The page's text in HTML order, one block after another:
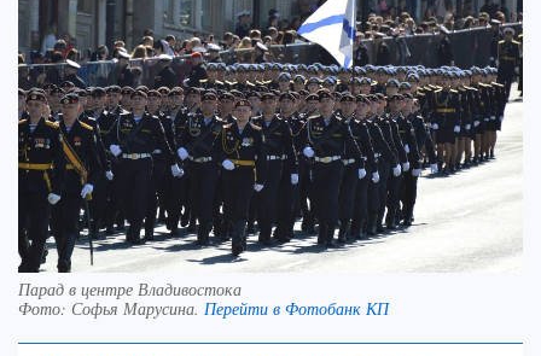
Парад в центре Владивостока
Фото: Софья Марусина. Перейти в Фотобанк КП